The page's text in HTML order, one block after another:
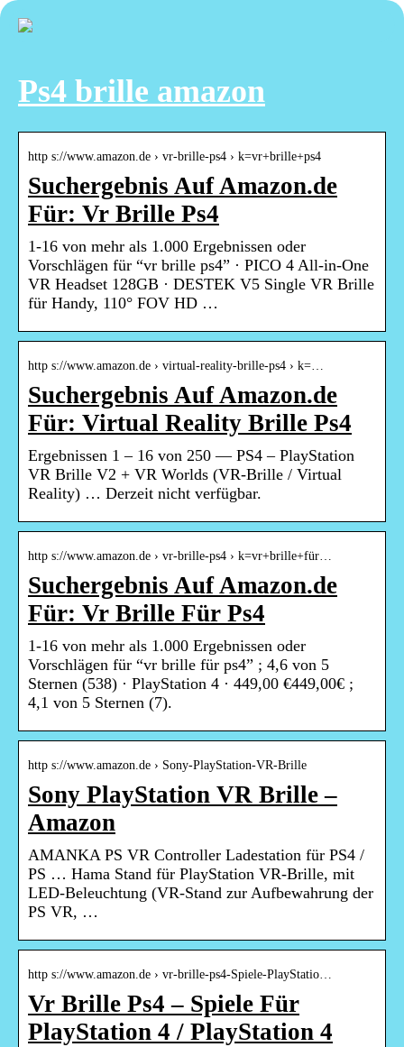
Ps4 brille amazon
http s://www.amazon.de › vr-brille-ps4 › k=vr+brille+ps4
Suchergebnis Auf Amazon.de
Für: Vr Brille Ps4
1-16 von mehr als 1.000 Ergebnissen oder
Vorschlägen für “vr brille ps4” · PICO 4 All-in-One
VR Headset 128GB · DESTEK V5 Single VR Brille
für Handy, 110° FOV HD …
http s://www.amazon.de › virtual-reality-brille-ps4 › k=…
Suchergebnis Auf Amazon.de
Für: Virtual Reality Brille Ps4
Ergebnissen 1 – 16 von 250 — PS4 – PlayStation
VR Brille V2 + VR Worlds (VR-Brille / Virtual
Reality) … Derzeit nicht verfügbar.
http s://www.amazon.de › vr-brille-ps4 › k=vr+brille+für…
Suchergebnis Auf Amazon.de
Für: Vr Brille Für Ps4
1-16 von mehr als 1.000 Ergebnissen oder
Vorschlägen für “vr brille für ps4” ; 4,6 von 5
Sternen (538) · PlayStation 4 · 449,00 €449,00€ ;
4,1 von 5 Sternen (7).
http s://www.amazon.de › Sony-PlayStation-VR-Brille
Sony PlayStation VR Brille –
Amazon
AMANKA PS VR Controller Ladestation für PS4 /
PS … Hama Stand für PlayStation VR-Brille, mit
LED-Beleuchtung (VR-Stand zur Aufbewahrung der
PS VR, …
http s://www.amazon.de › vr-brille-ps4-Spiele-PlayStatio…
Vr Brille Ps4 – Spiele Für
PlayStation 4 / PlayStation 4